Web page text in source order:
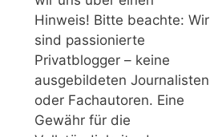
Hinweis! Bitte beachte: Wir
sind passionierte
Privatblogger – keine
ausgebildeten Journalisten
oder Fachautoren. Eine
Gewähr für die